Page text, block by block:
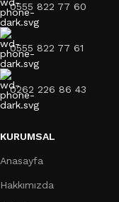
0555 822 77 60
0555 822 77 61
0262 226 86 43
KURUMSAL
Anasayfa
Hakkımızda